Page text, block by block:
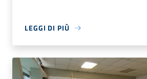
LEGGI DI PIÙ